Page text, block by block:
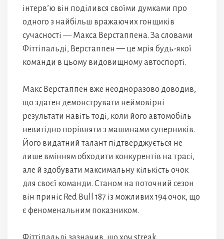
інтерв’ю він поділився своїми думками про
одного з найбільш вражаючих гонщиків
сучасності — Макса Верстаппена. За словами
Фіттіпальді, Верстаппен — це мрія будь-якої
команди в цьому видовищному автоспорті.
Макс Верстаппен вже неодноразово доводив,
що здатен демонструвати неймовірні
результати навіть тоді, коли його автомобіль
невигідно порівняти з машинами суперників.
Його видатний талант підтверджується не
лише вмінням обходити конкурентів на трасі,
але й здобувати максимальну кількість очок
для своєї команди. Станом на поточний сезон
він приніс Red Bull 187 із можливих 194 очок, що
є феноменальним показником.